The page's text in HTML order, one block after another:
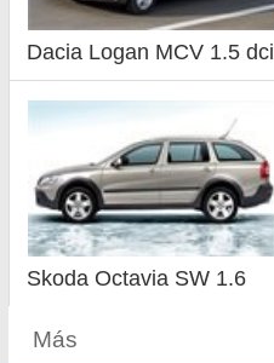
Dacia Logan MCV 1.5 dci
Skoda Octavia SW 1.6
Más